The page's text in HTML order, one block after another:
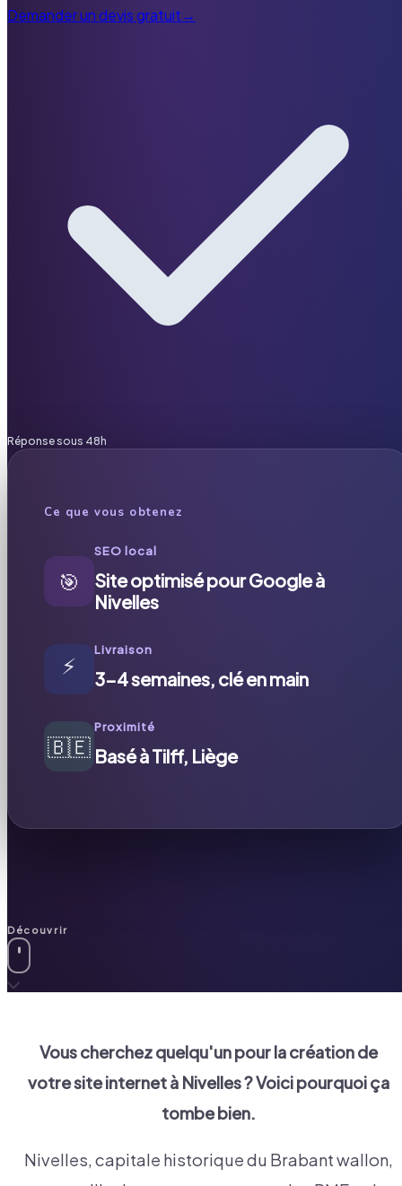
Demander un devis gratuit→
Réponse sous 48h
Ce que vous obtenez
🎯
SEO local
Site optimisé pour Google à
Nivelles
⚡
Livraison
3-4 semaines, clé en main
🇧🇪
Proximité
Basé à Tilff, Liège
Découvrir
Vous cherchez quelqu'un pour la création de
votre site internet à Nivelles? Voici pourquoi ça
tombe bien.
Nivelles, capitale historique du Brabant wallon,